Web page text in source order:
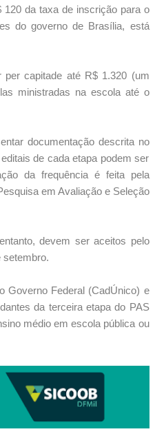
da taxa de inscrição para o
do governo de Brasília, está
per capitade até R$ 1.320 (um
ministradas na escola até o
documentação descrita no
de cada etapa podem ser
da frequência é feita pela
em Avaliação e Seleção
devem ser aceitos pelo
setembro.
Governo Federal (CadÚnico) e
da terceira etapa do PAS
médio em escola pública ou